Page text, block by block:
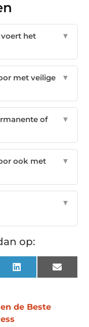
het
▼
met veilige
▼
of
▼
ook met
▼
▼
op:
LinkedIn Email
de Beste